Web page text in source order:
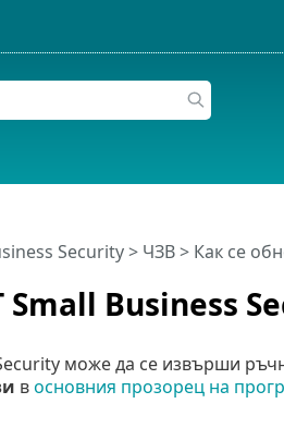
Small Business
Security> ЧЗВ> Как се
може да се извърши
восновния прозорец на